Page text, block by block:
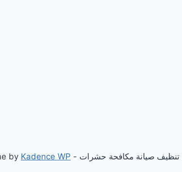
Kadence WP